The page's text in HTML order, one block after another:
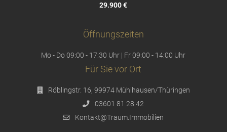
29.900 €
Öffnungszeiten
Mo - Do 09:00 - 17:30 Uhr | Fr 09:00 - 14:00 Uhr
Für Sie vor Ort
Röblingstr. 16, 99974 Mühlhausen/Thüringen
03601 81 28 42
Kontakt@Traum.Immobilien